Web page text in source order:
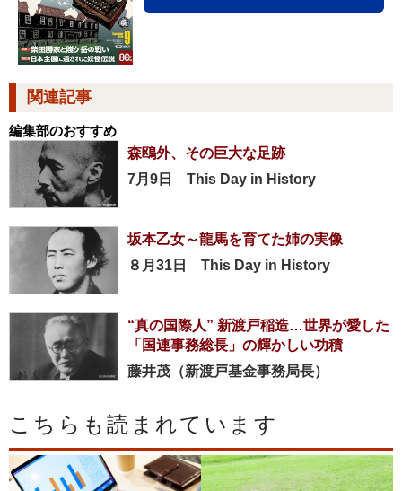
関連記事
編集部のおすすめ
森鴎外、その巨大な足跡
7月9日 This Day in History
坂本乙女～龍馬を育てた姉の実像
８月31日 This Day in History
“真の国際人” 新渡戸稲造…世界が愛した
「国連事務総長」の輝かしい功積
藤井茂（新渡戸基金事務局長）
こちらも読まれています